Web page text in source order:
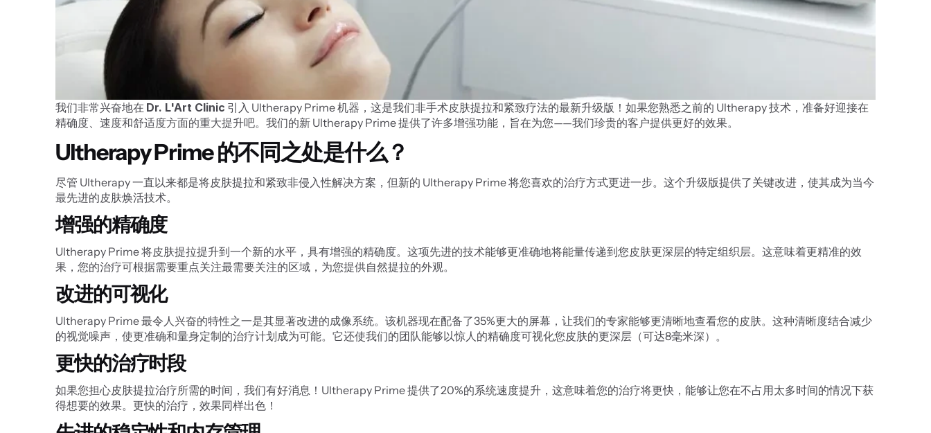
我们非常兴奋地在 Dr. L'Art Clinic 引入 Ultherapy Prime 机器，这是我们非手术皮肤提拉和紧致疗法的最新升级版！如果您熟悉之前的 Ultherapy 技术，准备好迎接在
精确度、速度和舒适度方面的重大提升吧。我们的新 Ultherapy Prime 提供了许多增强功能，旨在为您——我们珍贵的客户提供更好的效果。
Ultherapy Prime 的不同之处是什么？
尽管 Ultherapy 一直以来都是将皮肤提拉和紧致非侵入性解决方案，但新的 Ultherapy Prime 将您喜欢的治疗方式更进一步。这个升级版提供了关键改进，使其成为当今
最先进的皮肤焕活技术。
增强的精确度
Ultherapy Prime 将皮肤提拉提升到一个新的水平，具有增强的精确度。这项先进的技术能够更准确地将能量传递到您皮肤更深层的特定组织层。这意味着更精准的效
果，您的治疗可根据需要重点关注最需要关注的区域，为您提供自然提拉的外观。
改进的可视化
Ultherapy Prime 最令人兴奋的特性之一是其显著改进的成像系统。该机器现在配备了35%更大的屏幕，让我们的专家能够更清晰地查看您的皮肤。这种清晰度结合减少
的视觉噪声，使更准确和量身定制的治疗计划成为可能。它还使我们的团队能够以惊人的精确度可视化您皮肤的更深层（可达8毫米深）。
更快的治疗时段
如果您担心皮肤提拉治疗所需的时间，我们有好消息！Ultherapy Prime 提供了20%的系统速度提升，这意味着您的治疗将更快，能够让您在不占用太多时间的情况下获
得想要的效果。更快的治疗，效果同样出色！